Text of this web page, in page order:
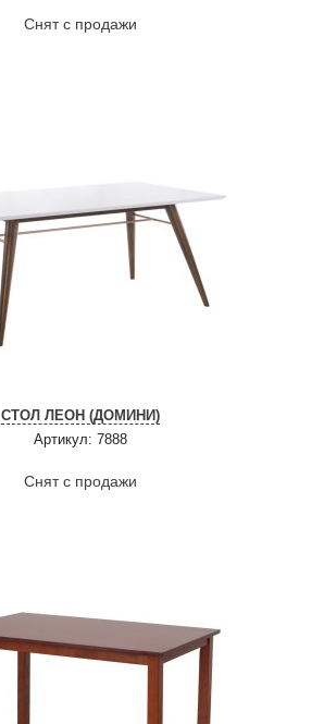
Снят с продажи
СТОЛ ЛЕОН (ДОМИНИ)
Артикул: 7888
Снят с продажи